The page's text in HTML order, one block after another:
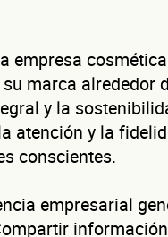
empresa
marca alrededor
y la
atención y la
conscientes.
empresarial